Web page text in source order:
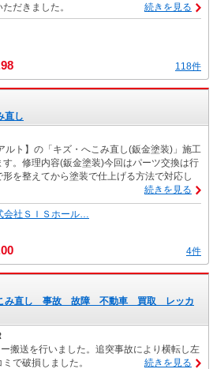
だきました。
続きを見る
118件
直し
ルト】の「キズ・へこみ直し(鈑金塗装)」施工
。修理内容(鈑金塗装)今回はパーツ交換は行
を整えてから塗装で仕上げる方法で対応し
続きを見る
社ＳＩＳホール…
4件
み直し 事故 故障 不動車 買取 レッカ
搬送を行いました。追突事故により横転し左
で破損しました。
続きを見る